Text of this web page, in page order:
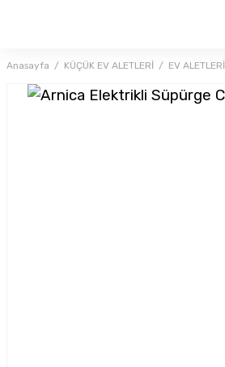
Anasayfa KÜÇÜK EV ALETLERİ EV ALETLERİ